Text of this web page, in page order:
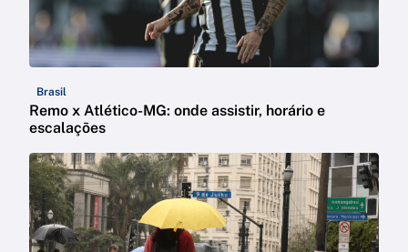
Brasil
Remo x Atlético-MG: onde assistir, horário e
escalações